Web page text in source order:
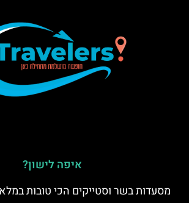
איפה לישון?
מסעדות בשר וסטייקים הכי טובות